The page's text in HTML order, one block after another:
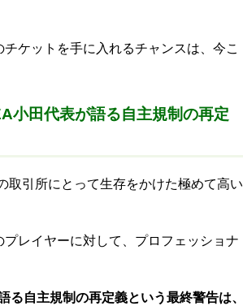
ケットを手に入れるチャンスは、今こ
小田代表が語る自主規制の再定
取引所にとって生存をかけた極めて高い
レイヤーに対して、プロフェッショナ
自主規制の再定義という最終警告は、